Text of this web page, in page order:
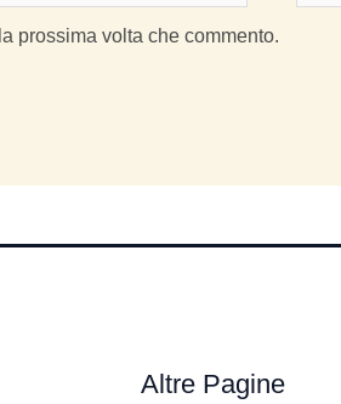
prossima volta che commento.
Altre Pagine